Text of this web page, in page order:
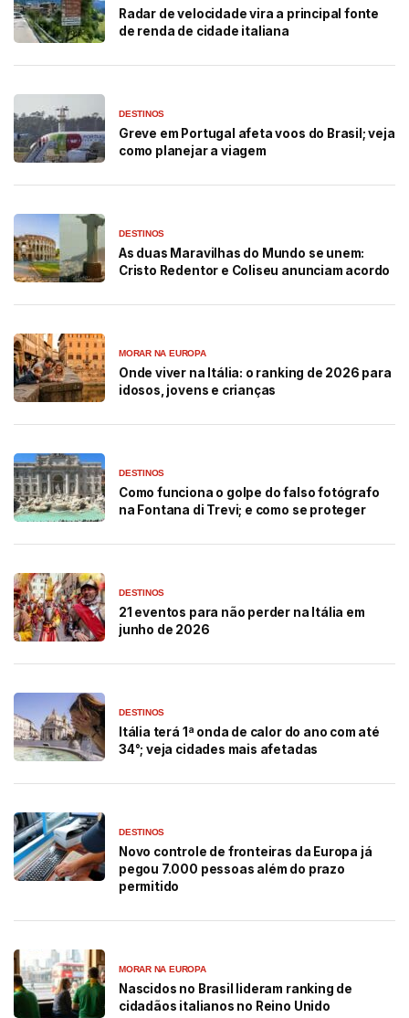
Radar de velocidade vira a principal fonte
de renda de cidade italiana
DESTINOS
Greve em Portugal afeta voos do Brasil; veja
como planejar a viagem
DESTINOS
As duas Maravilhas do Mundo se unem:
Cristo Redentor e Coliseu anunciam acordo
MORAR NA EUROPA
Onde viver na Itália: o ranking de 2026 para
idosos, jovens e crianças
DESTINOS
Como funciona o golpe do falso fotógrafo
na Fontana di Trevi; e como se proteger
DESTINOS
21 eventos para não perder na Itália em
junho de 2026
DESTINOS
Itália terá 1ª onda de calor do ano com até
34°; veja cidades mais afetadas
DESTINOS
Novo controle de fronteiras da Europa já
pegou 7.000 pessoas além do prazo
permitido
MORAR NA EUROPA
Nascidos no Brasil lideram ranking de
cidadãos italianos no Reino Unido